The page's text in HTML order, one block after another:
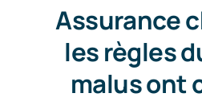
Assurance
les règles
malus ont